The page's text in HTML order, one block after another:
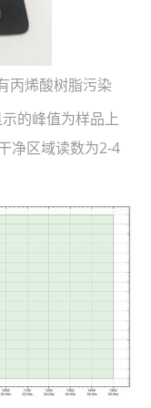
烯酸树脂污染
的峰值为样品上
净区域读数为2-4